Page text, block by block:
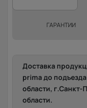
ГАРАНТИИ
Доставка
prima до
области, г.Санкт-
области.